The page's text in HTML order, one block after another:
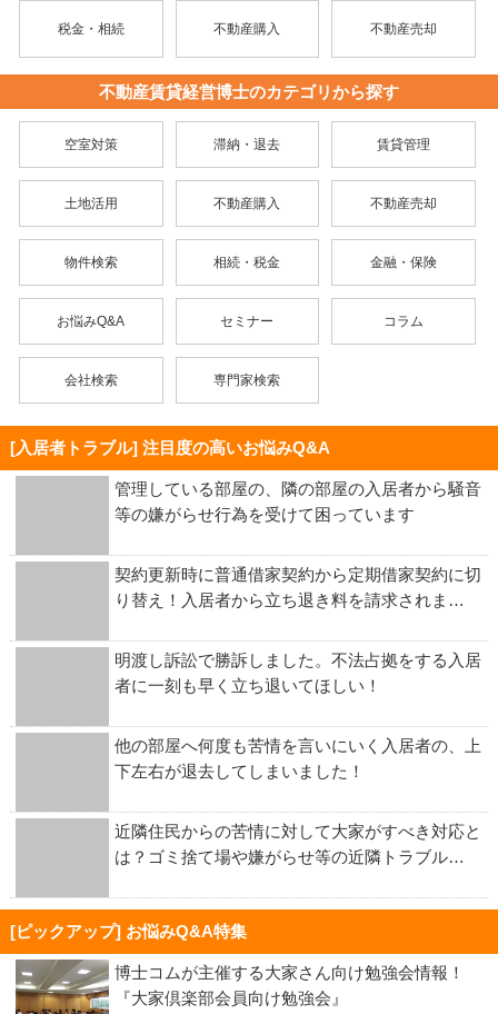
税金・相続 不動産購入 不動産売却
不動産賃貸経営博士のカテゴリから探す
空室対策 滞納・退去 賃貸管理
土地活用 不動産購入 不動産売却
物件検索 相続・税金 金融・保険
お悩みQ&A セミナー コラム
会社検索 専門家検索
[入居者トラブル] 注目度の高いお悩みQ&A
管理している部屋の、隣の部屋の入居者から騒音
等の嫌がらせ行為を受けて困っています
契約更新時に普通借家契約から定期借家契約に切
り替え！入居者から立ち退き料を請求されま…
明渡し訴訟で勝訴しました。不法占拠をする入居
者に一刻も早く立ち退いてほしい！
他の部屋へ何度も苦情を言いにいく入居者の、上
下左右が退去してしまいました！
近隣住民からの苦情に対して大家がすべき対応と
は？ゴミ捨て場や嫌がらせ等の近隣トラブル…
[ピックアップ] お悩みQ&A特集
博士コムが主催する大家さん向け勉強会情報！
『大家倶楽部会員向け勉強会』